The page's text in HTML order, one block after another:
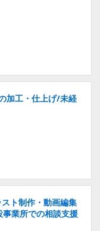
加工・仕上げ/未経
ト制作・動画編集
業所での相談支援